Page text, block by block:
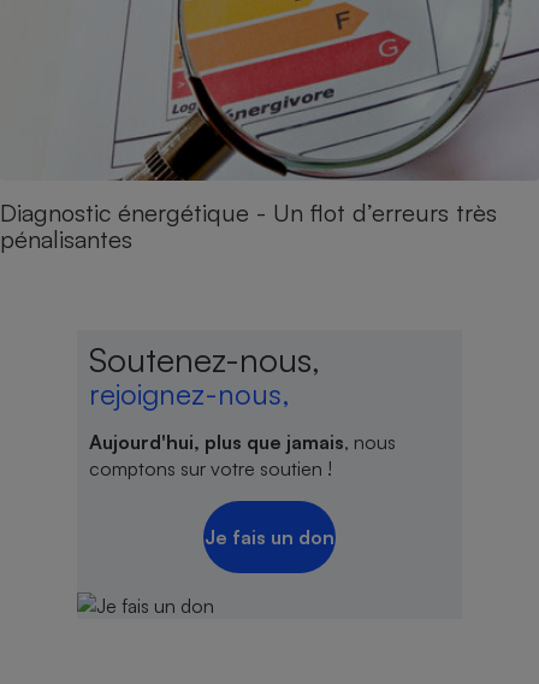
Diagnostic énergétique - Un flot d’erreurs très
pénalisantes
Soutenez-nous,
rejoignez-nous,
Aujourd'hui, plus que jamais, nous
comptons sur votre soutien !
Je fais un don